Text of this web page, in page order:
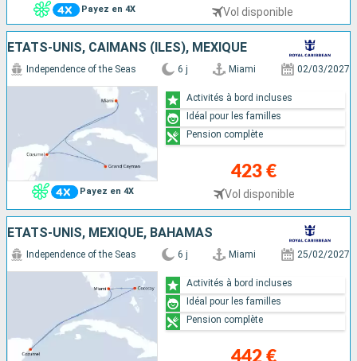
Payez en 4X Vol disponible
ÉTATS-UNIS, CAÏMANS (ÎLES), MEXIQUE
Payez en 4X
Independence of the Seas 6 j Miami 02/03/2027
423 €
Vol disponible
Activités à bord incluses
Idéal pour les familles
Pension complète
ÉTATS-UNIS, MEXIQUE, BAHAMAS
Independence of the Seas 6 j Miami 25/02/2027
442 €
Activités à bord incluses
Idéal pour les familles
Pension complète